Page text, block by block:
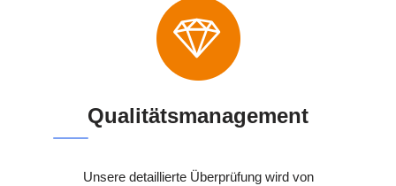
Qualitätsmanagement
Unsere detaillierte Überprüfung wird von